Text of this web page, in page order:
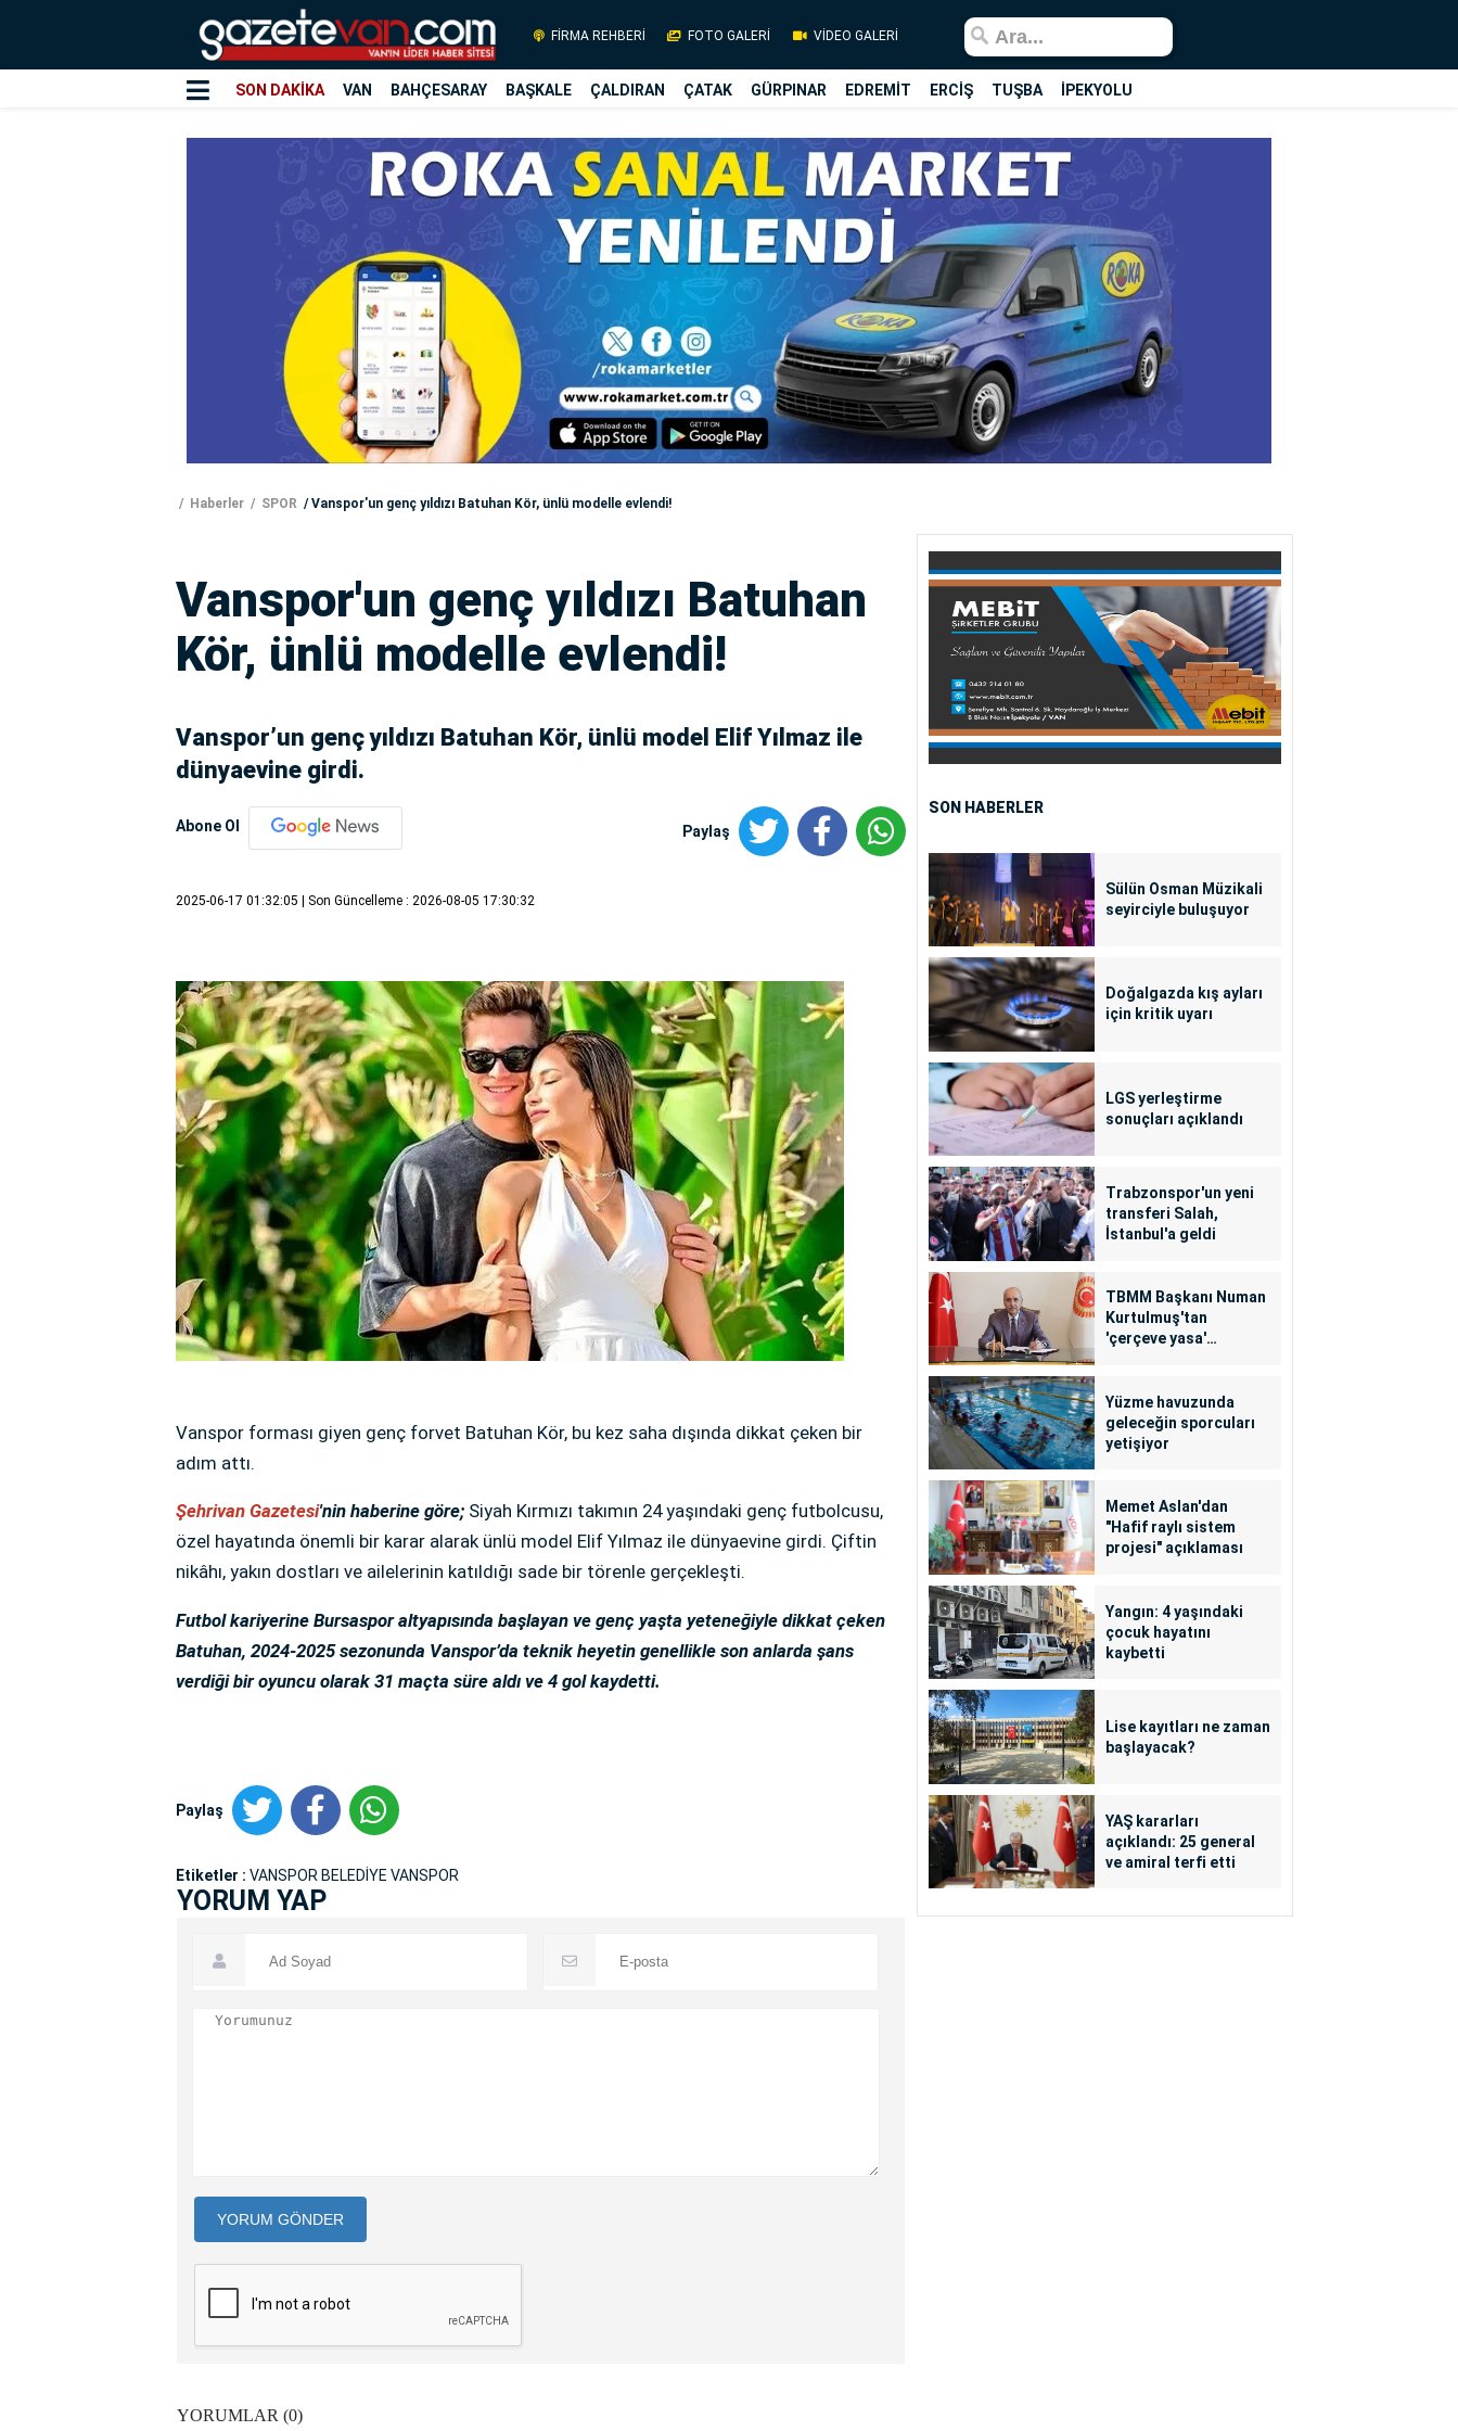
FİRMA REHBERİ FOTO GALERİ VİDEO GALERİ
SON DAKİKA VAN BAHÇESARAY BAŞKALE ÇALDIRAN ÇATAK GÜRPINAR EDREMİT ERCİŞ TUŞBA İPEKYOLU
Haberler SPOR Vanspor'un genç yıldızı Batuhan Kör, ünlü modelle evlendi!
Vanspor'un genç yıldızı Batuhan
Kör, ünlü modelle evlendi!
Vanspor’un genç yıldızı Batuhan Kör, ünlü model Elif Yılmaz ile
dünyaevine girdi.
Abone Ol Paylaş
2025-06-17 01:32:05 | Son Güncelleme : 2026-08-05 17:30:32
Vanspor forması giyen genç forvet Batuhan Kör, bu kez saha dışında dikkat çeken bir
adım attı.
Şehrivan Gazetesi'nin haberine göre; Siyah Kırmızı takımın 24 yaşındaki genç futbolcusu,
özel hayatında önemli bir karar alarak ünlü model Elif Yılmaz ile dünyaevine girdi. Çiftin
nikâhı, yakın dostları ve ailelerinin katıldığı sade bir törenle gerçekleşti.
Futbol kariyerine Bursaspor altyapısında başlayan ve genç yaşta yeteneğiyle dikkat çeken
Batuhan, 2024-2025 sezonunda Vanspor’da teknik heyetin genellikle son anlarda şans
verdiği bir oyuncu olarak 31 maçta süre aldı ve 4 gol kaydetti.
Paylaş
Etiketler : VANSPOR BELEDİYE VANSPOR
YORUM YAP
YORUM GÖNDER
YORUMLAR (0)
SON HABERLER
Sülün Osman Müzikali
seyirciyle buluşuyor
Doğalgazda kış ayları
için kritik uyarı
LGS yerleştirme
sonuçları açıklandı
Trabzonspor'un yeni
transferi Salah,
İstanbul'a geldi
TBMM Başkanı Numan
Kurtulmuş'tan
'çerçeve yasa'
Yüzme havuzunda
geleceğin sporcuları
yetişiyor
Memet Aslan'dan
"Hafif raylı sistem
projesi" açıklaması
Yangın: 4 yaşındaki
çocuk hayatını
kaybetti
Lise kayıtları ne zaman
başlayacak?
YAŞ kararları
açıklandı: 25 general
ve amiral terfi etti